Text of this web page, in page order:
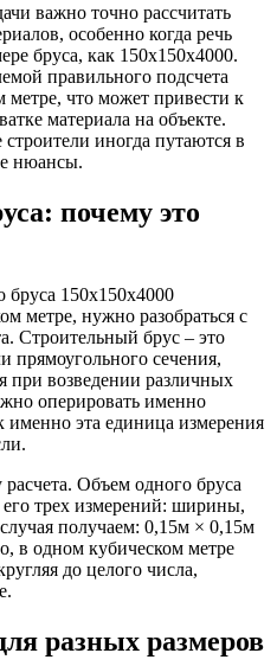
важно точно рассчитать
особенно когда речь
бруса, как 150х150х4000.
правильного подсчета
метре, что может привести к
материала на объекте.
иногда путаются в
нюансы.
почему это
бруса 150х150х4000
метре, нужно разобраться с
Строительный брус – это
прямоугольного сечения,
при возведении различных
оперировать именно
именно эта единица измерения
Объем одного бруса
трех измерений: ширины,
получаем: 0,15м × 0,15м
в одном кубическом метре
до целого числа,
разных размеров